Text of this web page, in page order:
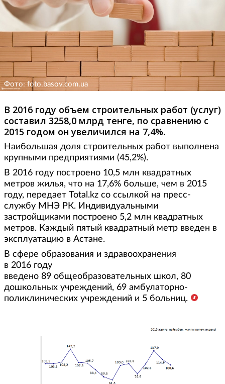
Фото: foto.basov.com.ua
В 2016 году объем строительных работ (услуг)
составил 3258,0 млрд тенге, по сравнению с
2015 годом он увеличился на 7,4%.
Наибольшая доля строительных работ выполнена
крупными предприятиями (45,2%).
В 2016 году построено 10,5 млн квадратных
метров жилья, что на 17,6% больше, чем в 2015
году, передает Total.kz со ссылкой на пресс-
службу МНЭ РК. Индивидуальными
застройщиками построено 5,2 млн квадратных
метров. Каждый пятый квадратный метр введен в
эксплуатацию в Астане.
В сфере образования и здравоохранения
в 2016 году
введено 89 общеобразовательных школ, 80
дошкольных учреждений, 69 амбулаторно-
поликлинических учреждений и 5 больниц.